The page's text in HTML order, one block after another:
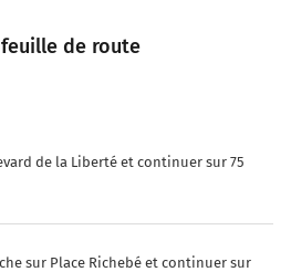
de route
de la Liberté et continuer sur 75
sur Place Richebé et continuer sur